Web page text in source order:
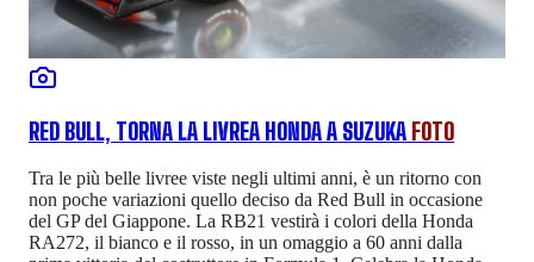
RED BULL, TORNA LA LIVREA HONDA A SUZUKA FOTO
Tra le più belle livree viste negli ultimi anni, è un ritorno con
non poche variazioni quello deciso da Red Bull in occasione
del GP del Giappone. La RB21 vestirà i colori della Honda
RA272, il bianco e il rosso, in un omaggio a 60 anni dalla